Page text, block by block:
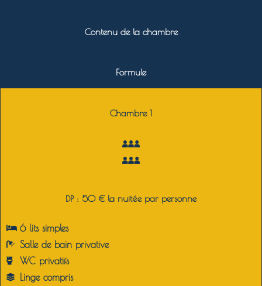
Contenu de la chambre
Formule
Chambre 1
DP : 50 € la nuitée par personne
6 lits simples
Salle de bain privative
WC privatifs
Linge compris